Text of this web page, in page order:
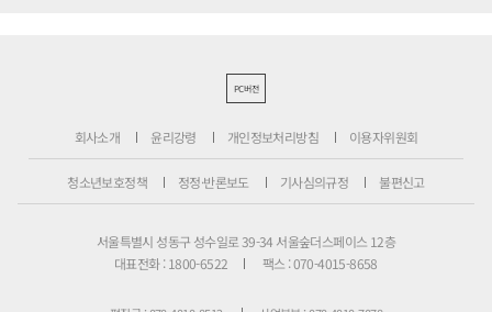
PC버전
회사소개 윤리강령 개인정보처리방침 이용자위원회
청소년보호정책 정정·반론보도 기사심의규정 불편신고
서울특별시 성동구 성수일로 39-34 서울숲더스페이스 12층
대표전화 : 1800-6522
팩스 : 070-4015-8658